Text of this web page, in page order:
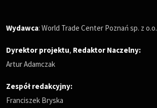
Wydawca: World Trade Center Poznań sp. z o.o.
Dyrektor projektu, Redaktor Naczelny:
Artur Adamczak
Zespół redakcyjny:
Franciszek Bryska